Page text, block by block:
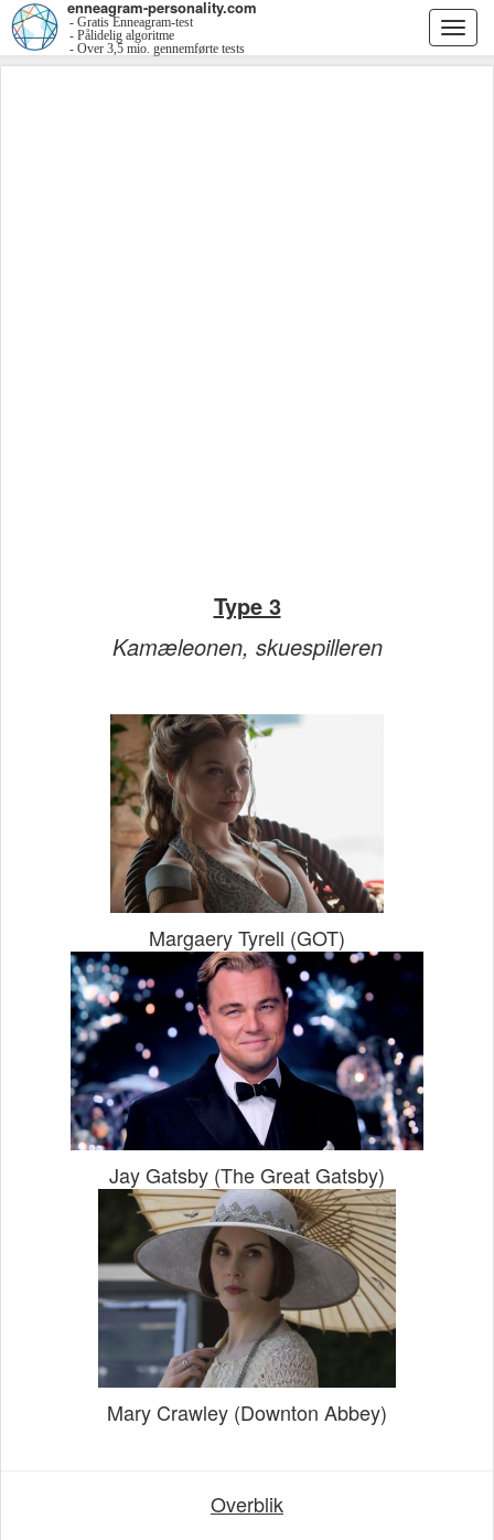
enneagram-personality.com
- Gratis Enneagram-test
- Pålidelig algoritme
- Over 3,5 mio. gennemførte tests
Type 3
Kamæleonen, skuespilleren
Margaery Tyrell (GOT)
Jay Gatsby (The Great Gatsby)
Mary Crawley (Downton Abbey)
Overblik